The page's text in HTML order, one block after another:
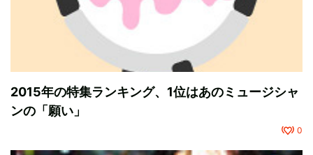
2015年の特集ランキング、1位はあのミュージシャ
ンの「願い」
0